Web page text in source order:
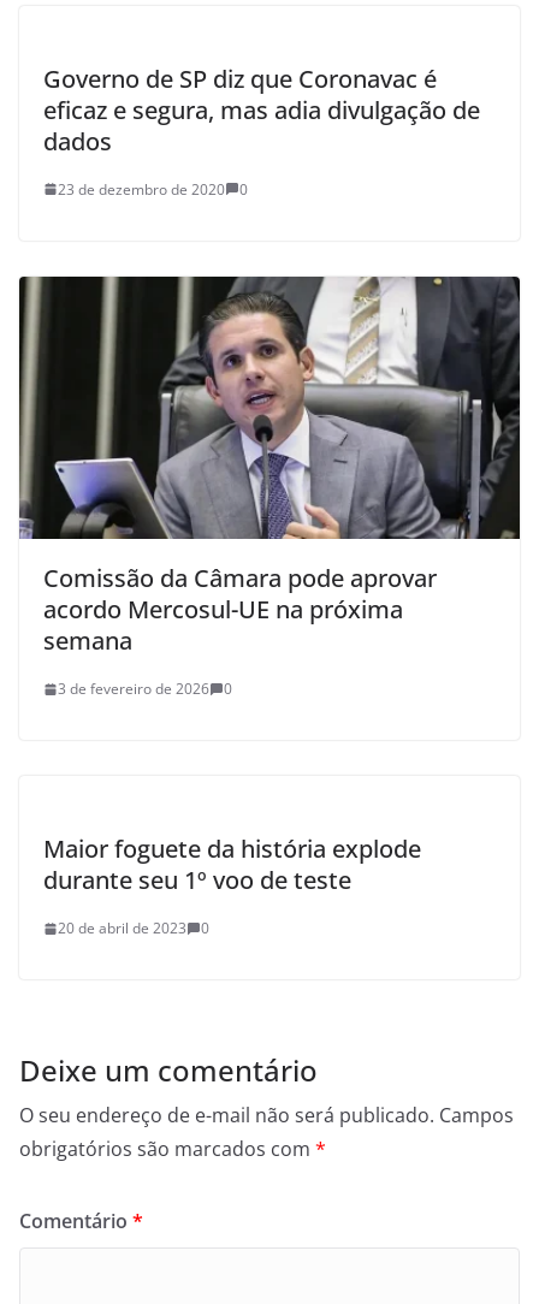
Governo de SP diz que Coronavac é
eficaz e segura, mas adia divulgação de
dados
23 de dezembro de 2020 0
Comissão da Câmara pode aprovar
acordo Mercosul-UE na próxima
semana
3 de fevereiro de 2026 0
Maior foguete da história explode
durante seu 1º voo de teste
20 de abril de 2023 0
Deixe um comentário
O seu endereço de e-mail não será publicado. Campos
obrigatórios são marcados com *
Comentário *